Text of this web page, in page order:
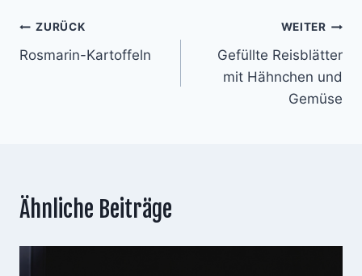
Beitragsnavigation
ZURÜCK
Rosmarin-Kartoffeln
WEITER
Gefüllte Reisblätter
mit Hähnchen und
Gemüse
Ähnliche Beiträge